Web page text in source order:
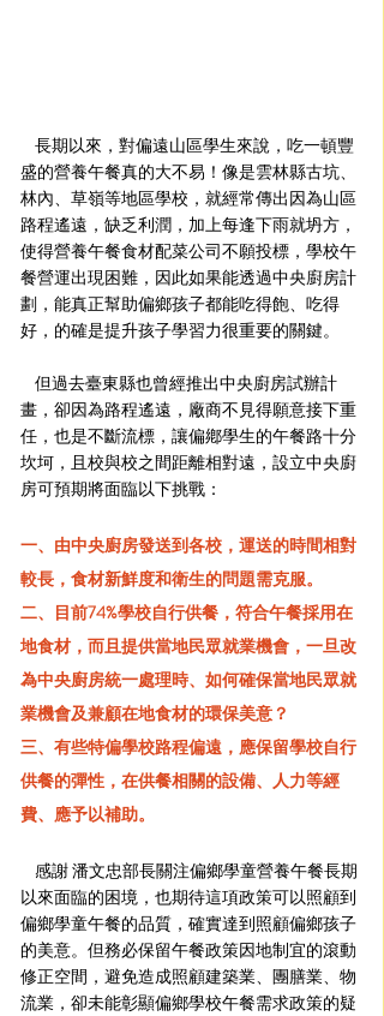
盛的營養午餐真的大不易！像是雲林縣古坑、
林內、草嶺等地區學校，就經常傳出因為山區
路程遙遠，缺乏利潤，加上每逢下雨就坍方，
使得營養午餐食材配菜公司不願投標，學校午
餐營運出現困難，因此如果能透過中央廚房計
劃，能真正幫助偏鄉孩子都能吃得飽、吃得
好，的確是提升孩子學習力很重要的關鍵。
畫，卻因為路程遙遠，廠商不見得願意接下重
任，也是不斷流標，讓偏鄕學生的午餐路十分
坎坷，且校與校之間距離相對遠，設立中央廚
房可預期將面臨以下挑戰：
一、由中央廚房發送到各校，運送的時間相對
較長，食材新鮮度和衛生的問題需克服。
二、目前74%學校自行供餐，符合午餐採用在
地食材，而且提供當地民眾就業機會，一旦改
為中央廚房統一處理時、如何確保當地民眾就
業機會及兼顧在地食材的環保美意？
三、有些特偏學校路程偏遠，應保留學校自行
供餐的彈性，在供餐相關的設備、人力等經
費、應予以補助。
以來面臨的困境，也期待這項政策可以照顧到
偏鄉學童午餐的品質，確實達到照顧偏鄉孩子
的美意。但務必保留午餐政策因地制宜的滾動
修正空間，避免造成照顧建築業、團膳業、物
流業，卻未能彰顯偏鄉學校午餐需求政策的疑